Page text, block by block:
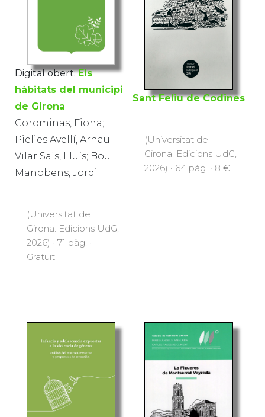
Digital obert: Els
hàbitats del municipi
de Girona
Corominas, Fiona;
Pielies Avellí, Arnau;
Vilar Sais, Lluís; Bou
Manobens, Jordi
(Universitat de
Girona. Edicions UdG,
2026) · 71 pàg. ·
Gratuït
Sant Feliu de Codines
(Universitat de
Girona. Edicions UdG,
2026) · 64 pàg. · 8 €